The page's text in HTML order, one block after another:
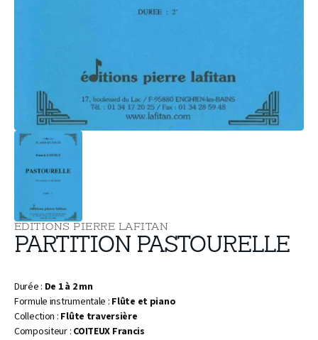
la
vue
EDITIONS PIERRE LAFITAN
PARTITION PASTOURELLE
Durée : De 1 à 2 mn
Formule instrumentale : Flûte et piano
Collection : Flûte traversière
Compositeur : COITEUX Francis